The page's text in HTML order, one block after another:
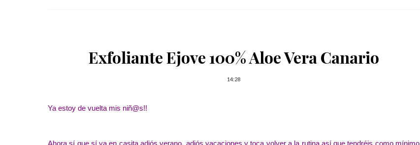
Exfoliante Ejove 100% Aloe Vera Canario
14:28
Ya estoy de vuelta mis niñ@s!!
Ahora sí que sí ya en casita adiós verano, adiós vacaciones y toca volver a la rutina así que tendréis como mínimo